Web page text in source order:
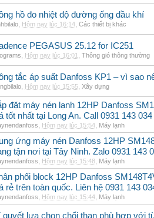
hồ đo nhiệt độ đường ống dầu khí
Hôm nay lúc 16:14 Các thiết bị khác
PEGASUS 25.12 for IC251
Hôm nay lúc 16:01 Thông gió thông thường
tắc áp suất Danfoss KP1 – vì sao
Hôm nay lúc 15:55 Xây dựng
đặt máy nén lạnh 12HP Danfoss
tốt nhất tại Long An. Call 0931 143 034
Hôm nay lúc 15:54 Máy lạnh
ứng máy nén Danfoss 12HP
tận nơi tại Tây Ninh. Zalo 0931 143
Hôm nay lúc 15:48 Máy lạnh
phối block 12HP Danfoss
rẻ trên toàn quốc. Liên hệ 0931 143
Hôm nay lúc 15:44 Máy lạnh
quyết lựa chọn chổi than phù hợp với